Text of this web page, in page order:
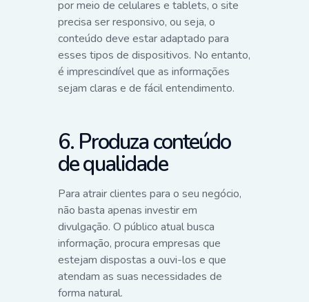
por meio de celulares e tablets, o site
precisa ser responsivo, ou seja, o
conteúdo deve estar adaptado para
esses tipos de dispositivos. No entanto,
é imprescindível que as informações
sejam claras e de fácil entendimento.
6. Produza conteúdo
de qualidade
Para atrair clientes para o seu negócio,
não basta apenas investir em
divulgação. O público atual busca
informação, procura empresas que
estejam dispostas a ouvi-los e que
atendam as suas necessidades de
forma natural.